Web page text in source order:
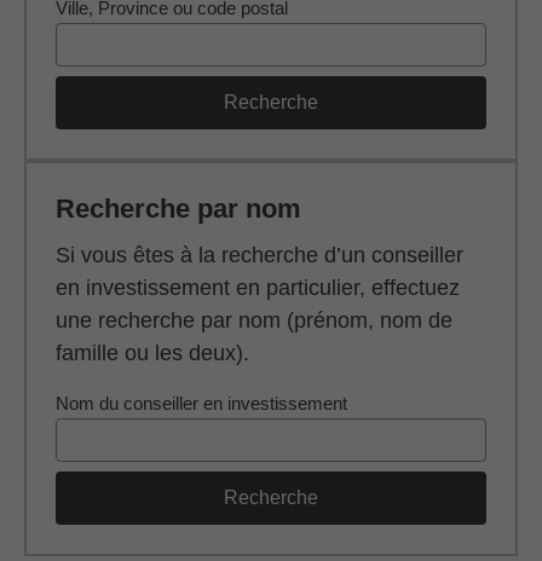
Ville, Province ou code postal
Recherche
Recherche par nom
Si vous êtes à la recherche d’un conseiller
en investissement en particulier, effectuez
une recherche par nom (prénom, nom de
famille ou les deux).
Nom du conseiller en investissement
Recherche